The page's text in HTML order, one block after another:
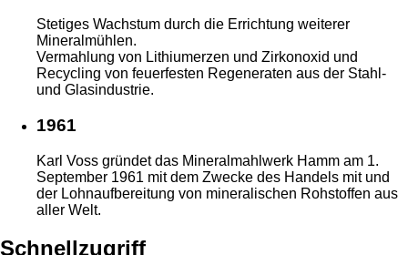
Stetiges Wachstum durch die Errichtung weiterer
Mineralmühlen.
Vermahlung von Lithiumerzen und Zirkonoxid und
Recycling von feuerfesten Regeneraten aus der Stahl-
und Glasindustrie.
1961
Karl Voss gründet das Mineralmahlwerk Hamm am 1.
September 1961 mit dem Zwecke des Handels mit und
der Lohnaufbereitung von mineralischen Rohstoffen aus
aller Welt.
Schnellzugriff